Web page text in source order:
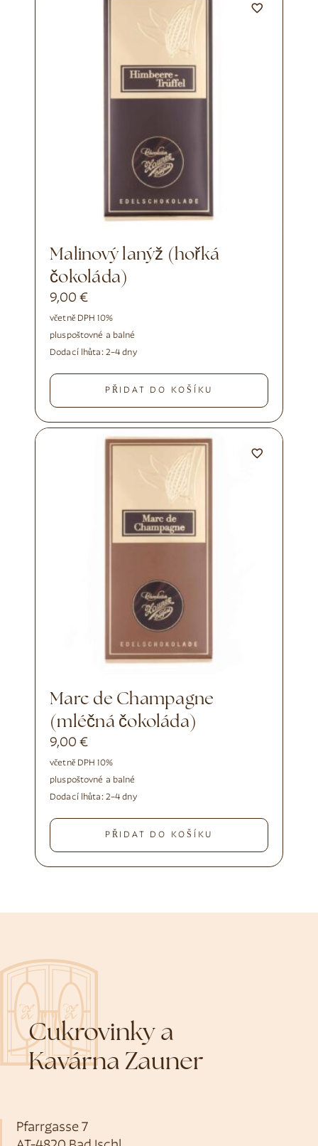
Malinový lanýž (hořká
čokoláda)
9,00€
včetně DPH 10%
pluspoštovné a balné
Dodací lhůta: 2–4 dny
PŘIDAT DO KOŠÍKU
Marc de Champagne
(mléčná čokoláda)
9,00€
včetně DPH 10%
pluspoštovné a balné
Dodací lhůta: 2–4 dny
PŘIDAT DO KOŠÍKU
Cukrovinky a
Kavárna Zauner
Pfarrgasse 7